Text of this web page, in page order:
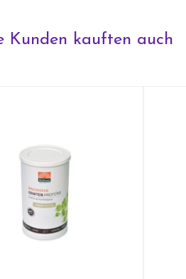
Kunden kauften auch